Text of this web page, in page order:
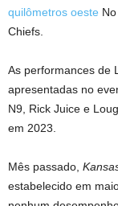
quilômetros oeste
Chiefs.
As performances de
apresentadas no
N9, Rick Juice e
em 2023.
Mês passado,
estabelecido em